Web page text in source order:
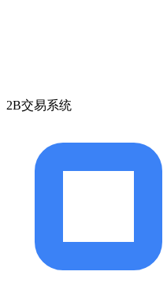
2B交易系统